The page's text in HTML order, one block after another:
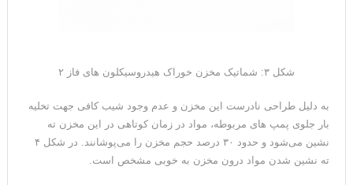
شکل ۳: شماتیک مخزن خوراک هیدروسیکلون های فاز ۲
به دلیل طراحی نادرست این مخزن و عدم وجود شیب کافی جهت تخلیه
بار جلوی پمپ های مربوطه، مواد در زمان کوتاهی در این مخزن ته
نشین می‌شود و حدود ۳۰ درصد حجم مخزن را می‌پوشانند. در شکل ۴
ته نشین شدن مواد درون مخزن به خوبی مشخص است.